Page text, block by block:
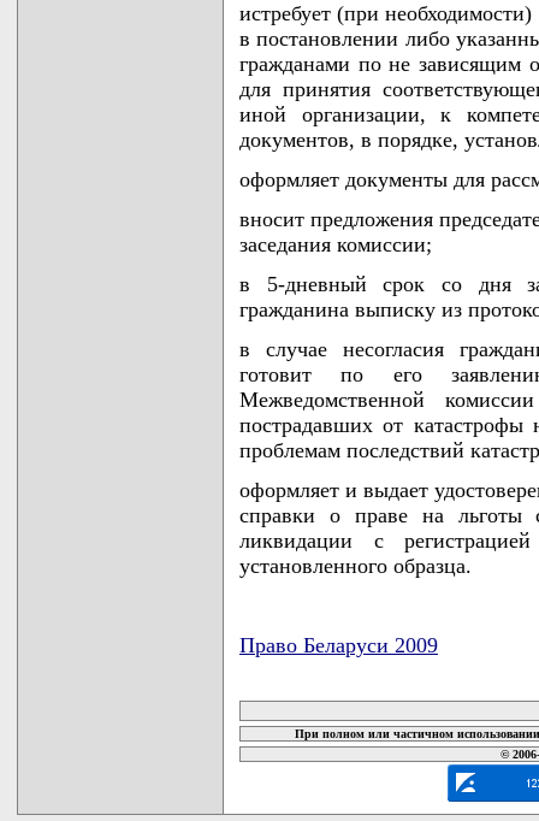
истребует (при
в постановлении либо
гражданами по не зависящим
для принятия
иной организации, к
документов, в порядке,
оформляет документы для
вносит предложения
заседания комиссии;
в 5-дневный срок со дня
гражданина выписку из
в случае несогласия
готовит по его
Межведомственной
пострадавших от
проблемам последствий
оформляет и выдает
справки о праве на льготы
ликвидации с
установленного образца.
Право Беларуси 2009
При полном или частичном
©